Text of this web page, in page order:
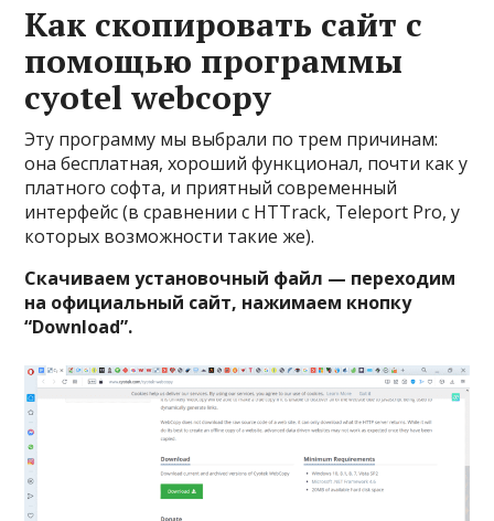
Как скопировать сайт с
помощью программы
cyotel webcopy
Эту программу мы выбрали по трем причинам:
она бесплатная, хороший функционал, почти как у
платного софта, и приятный современный
интерфейс (в сравнении с HTTrack, Teleport Pro, у
которых возможности такие же).
Скачиваем установочный файл — переходим
на официальный сайт, нажимаем кнопку
“Download”.